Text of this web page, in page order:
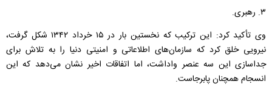
۳. رهبری.
وی تأکید کرد: این ترکیب که نخستین بار در ۱۵ خرداد ۱۳۴۲ شکل گرفت،
نیرویی خلق کرد که سازمان‌های اطلاعاتی و امنیتی دنیا را به تلاش برای
جداسازی این سه عنصر واداشت، اما اتفاقات اخیر نشان می‌دهد که این
انسجام همچنان پابرجاست.